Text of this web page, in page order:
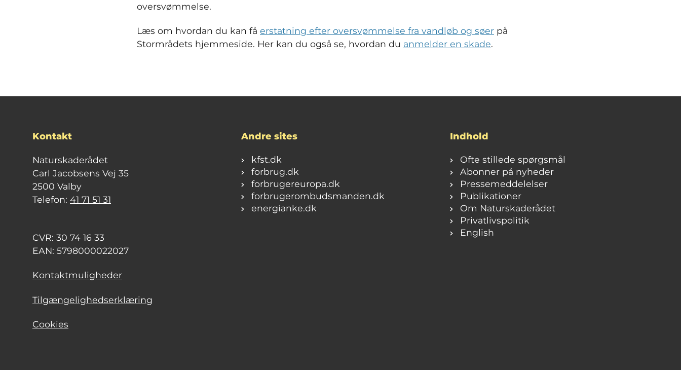
oversvømmelse.
Læs om hvordan du kan få erstatning efter oversvømmelse fra vandløb og søer på
Stormrådets hjemmeside. Her kan du også se, hvordan du anmelder en skade.
Kontakt
Naturskaderådet
Carl Jacobsens Vej 35
2500 Valby
Telefon: 41 71 51 31
CVR: 30 74 16 33
EAN: 5798000022027
Kontaktmuligheder
Tilgængelighedserklæring
Cookies
Andre sites
kfst.dk
forbrug.dk
forbrugereuropa.dk
forbrugerombudsmanden.dk
energianke.dk
Indhold
Ofte stillede spørgsmål
Abonner på nyheder
Pressemeddelelser
Publikationer
Om Naturskaderådet
Privatlivspolitik
English